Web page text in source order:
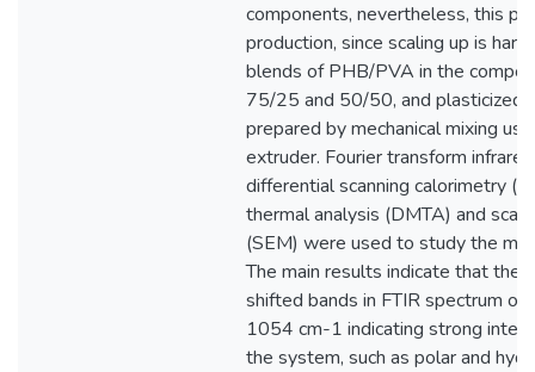
components, nevertheless, this
production, since scaling up is
blends of PHB/PVA in the
75/25 and 50/50, and plasticized
prepared by mechanical mixing
extruder. Fourier transform
differential scanning calorimetry
thermal analysis (DMTA) and
(SEM) were used to study the
The main results indicate that the
shifted bands in FTIR spectrum
1054 cm-1 indicating strong
the system, such as polar and